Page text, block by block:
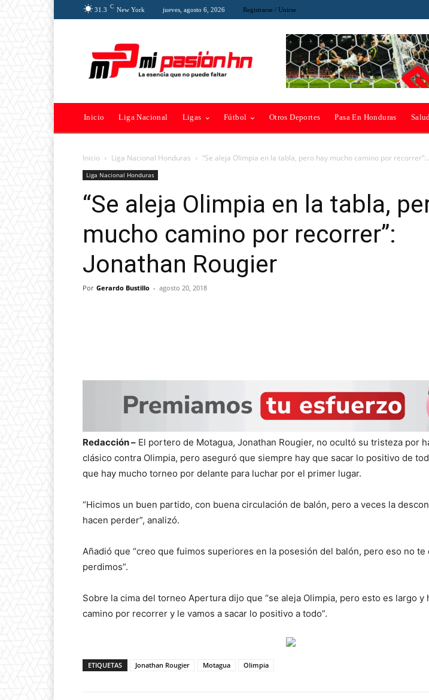
31.3 C New York jueves, agosto 6, 2026 Registrarse / Unirse
Inicio Liga Nacional Ligas Fútbol Otros Deportes Pasa En Honduras
Inicio Liga Nacional Honduras “Se aleja Olimpia en la tabla, pero hay mucho camino por
Liga Nacional Honduras
“Se aleja Olimpia en la tabla,
mucho camino por recorrer”:
Jonathan Rougier
Por Gerardo Bustillo - agosto 20, 2018
Redacción – El portero de Motagua, Jonathan Rougier, no ocultó su tristeza por
clásico contra Olimpia, pero aseguró que siempre hay que sacar lo positivo de
que hay mucho torneo por delante para luchar por el primer lugar.
“Hicimos un buen partido, con buena circulación de balón, pero a veces la
hacen perder”, analizó.
Añadió que “creo que fuimos superiores en la posesión del balón, pero eso no te
perdimos”.
Sobre la cima del torneo Apertura dijo que “se aleja Olimpia, pero esto es largo y
camino por recorrer y le vamos a sacar lo positivo a todo”.
ETIQUETAS Jonathan Rougier Motagua Olimpia